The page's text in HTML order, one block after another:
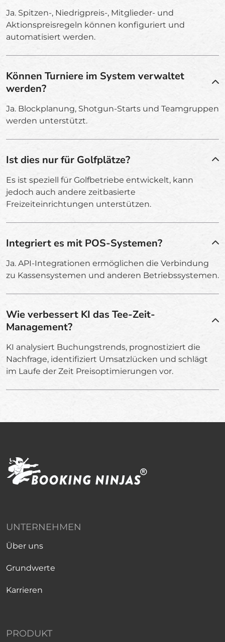
Ja. Spitzen-, Niedrigpreis-, Mitglieder- und
Aktionspreisregeln können konfiguriert und
automatisiert werden.
Können Turniere im System verwaltet
werden?
Ja. Blockplanung, Shotgun-Starts und Teamgruppen
werden unterstützt.
Ist dies nur für Golfplätze?
Es ist speziell für Golfbetriebe entwickelt, kann
jedoch auch andere zeitbasierte
Freizeiteinrichtungen unterstützen.
Integriert es mit POS-Systemen?
Ja. API-Integrationen ermöglichen die Verbindung
zu Kassensystemen und anderen Betriebssystemen.
Wie verbessert KI das Tee-Zeit-
Management?
KI analysiert Buchungstrends, prognostiziert die
Nachfrage, identifiziert Umsatzlücken und schlägt
im Laufe der Zeit Preisoptimierungen vor.
UNTERNEHMEN
Über uns
Grundwerte
Karrieren
PRODUKT